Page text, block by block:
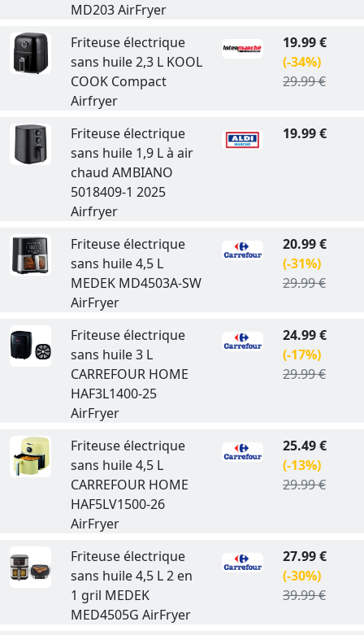
MD203 AirFryer
Friteuse électrique
sans huile 2,3 L KOOL
COOK Compact
Airfryer
19.99 €
(-34%)
29.99 €
Friteuse électrique
sans huile 1,9 L à air
chaud AMBIANO
5018409-1 2025
Airfryer
19.99 €
Friteuse électrique
sans huile 4,5 L
MEDEK MD4503A-SW
AirFryer
20.99 €
(-31%)
29.99 €
Friteuse électrique
sans huile 3 L
CARREFOUR HOME
HAF3L1400-25
AirFryer
24.99 €
(-17%)
29.99 €
Friteuse électrique
sans huile 4,5 L
CARREFOUR HOME
HAF5LV1500-26
AirFryer
25.49 €
(-13%)
29.99 €
Friteuse électrique
sans huile 4,5 L 2 en
1 gril MEDEK
MED4505G AirFryer
27.99 €
(-30%)
39.99 €